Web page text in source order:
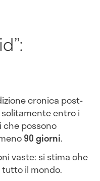
cronica post-
entro i
possono
90 giorni.
vaste: si stima che
tutto il mondo.